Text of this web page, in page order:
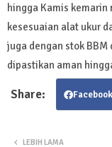
hingga Kamis
kesesuaian alat ukur
juga dengan stok BBM
dipastikan aman
Facebook
LEBIH LAMA